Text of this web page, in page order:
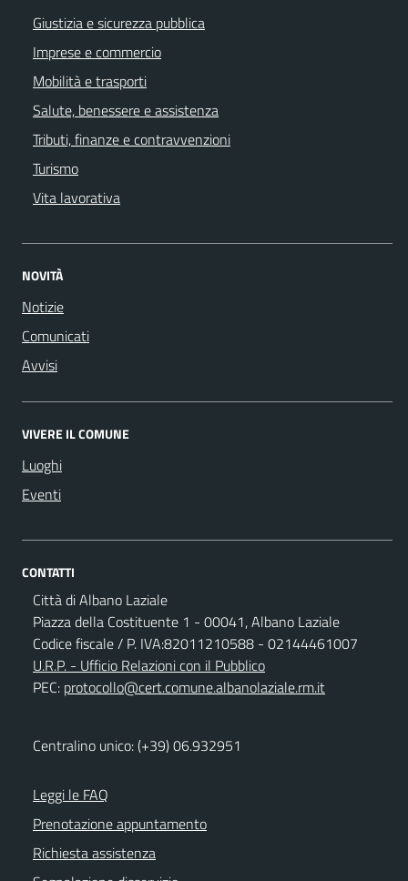
Giustizia e sicurezza pubblica
Imprese e commercio
Mobilità e trasporti
Salute, benessere e assistenza
Tributi, finanze e contravvenzioni
Turismo
Vita lavorativa
NOVITÀ
Notizie
Comunicati
Avvisi
VIVERE IL COMUNE
Luoghi
Eventi
CONTATTI
Città di Albano Laziale
Piazza della Costituente 1 - 00041, Albano Laziale
Codice fiscale / P. IVA:82011210588 - 02144461007
U.R.P. - Ufficio Relazioni con il Pubblico
PEC: protocollo@cert.comune.albanolaziale.rm.it
Centralino unico: (+39) 06.932951
Leggi le FAQ
Prenotazione appuntamento
Richiesta assistenza